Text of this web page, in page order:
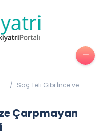
/ Saç Teli Gibi İnce ve
Teknolojisi
Çarpmayan